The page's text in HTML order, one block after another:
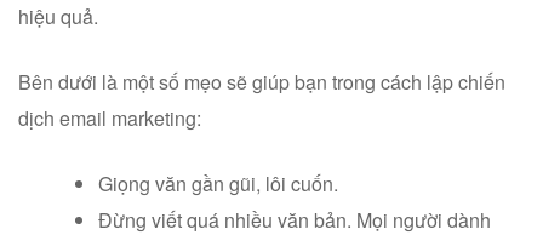
hiệu quả.
Bên dưới là một số mẹo sẽ giúp bạn trong cách lập chiến
dịch email marketing:
Giọng văn gần gũi, lôi cuốn.
Đừng viết quá nhiều văn bản. Mọi người dành